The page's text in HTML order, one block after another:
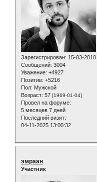
Зарегистрирован: 15-03-2010
Сообщений: 3004
Уважение: +4927
Позитив: +5216
Пол: Мужской
Возраст: 57 [1969-01-04]
Провел на форуме:
5 месяцев 7 дней
Последний визит:
04-11-2025 13:00:32
эмраан
Участник